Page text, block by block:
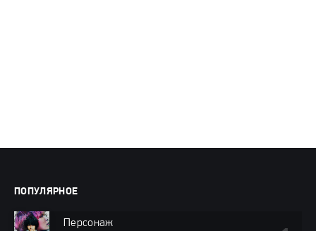
ПОПУЛЯРНОЕ
Персонаж